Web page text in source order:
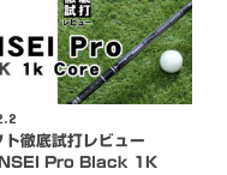
ト徹底試打レビュー
Pro Black 1K